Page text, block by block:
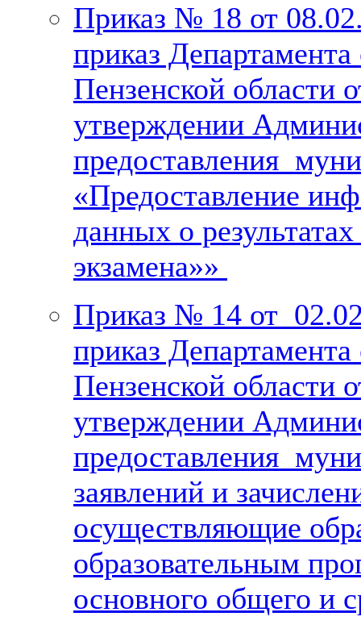
Приказ № 18 от
приказ Департамента
Пензенской
утверждении
предоставления
«Предоставление
данных о
экзамена»»
Приказ № 14 от
приказ Департамента
Пензенской
утверждении
предоставления
заявлений и
осуществляющие
образовательным
основного общего и